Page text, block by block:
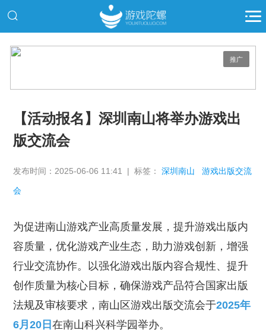
推广
【活动报名】深圳南山将举办游戏出
版交流会
发布时间：2025-06-06 11:41 | 标签：深圳南山 游戏出版交流
会
为促进南山游戏产业高质量发展，提升游戏出版内
容质量，优化游戏产业生态，助力游戏创新，增强
行业交流协作。以强化游戏出版内容合规性、提升
创作质量为核心目标，确保游戏产品符合国家出版
法规及审核要求，南山区游戏出版交流会于2025年
6月20日在南山科兴科学园举办。